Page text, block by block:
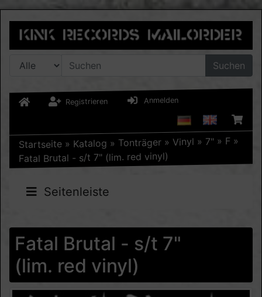
Suchen
Registrieren Anmelden
Startseite » Katalog » Tonträger » Vinyl » 7" » F »
Fatal Brutal - s/t 7" (lim. red vinyl)
Seitenleiste
Fatal Brutal - s/t 7"
(lim. red vinyl)